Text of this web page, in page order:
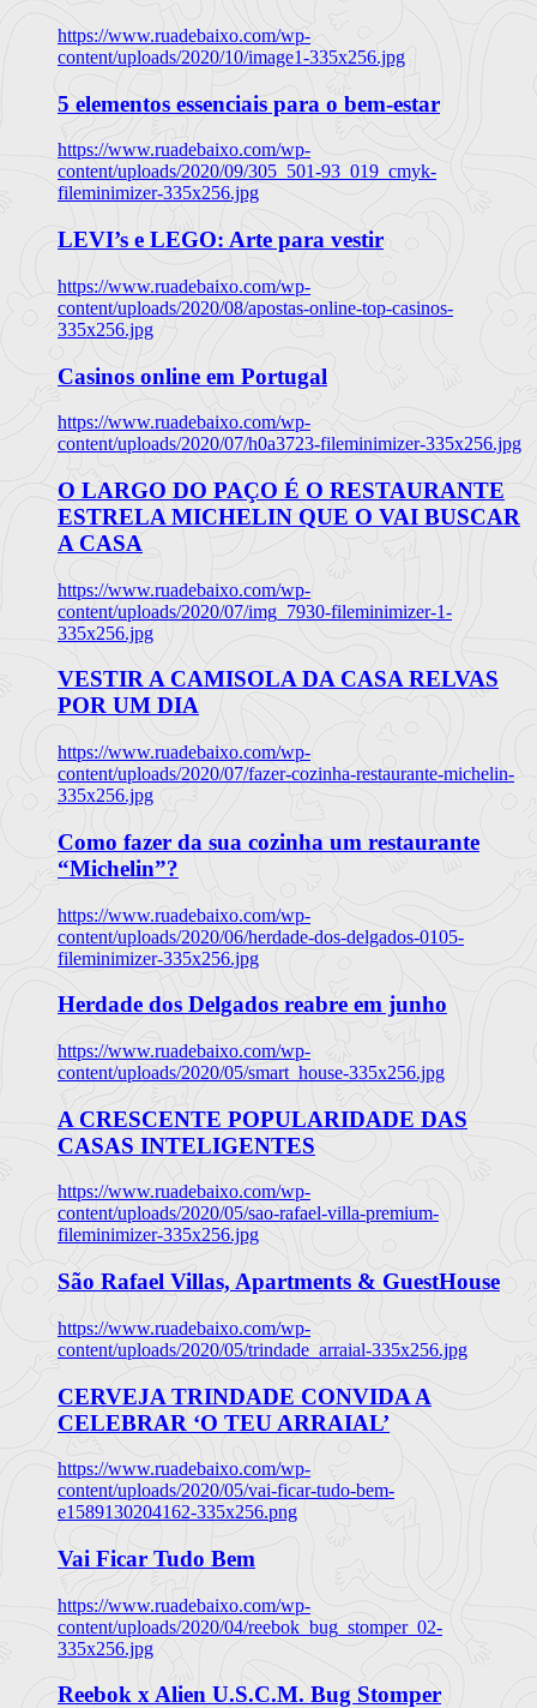
https://www.ruadebaixo.com/wp-
content/uploads/2020/10/image1-335x256.jpg
5 elementos essenciais para o bem-estar
https://www.ruadebaixo.com/wp-
content/uploads/2020/09/305_501-93_019_cmyk-
fileminimizer-335x256.jpg
LEVI’s e LEGO: Arte para vestir
https://www.ruadebaixo.com/wp-
content/uploads/2020/08/apostas-online-top-casinos-
335x256.jpg
Casinos online em Portugal
https://www.ruadebaixo.com/wp-
content/uploads/2020/07/h0a3723-fileminimizer-335x256.jpg
O LARGO DO PAÇO É O RESTAURANTE
ESTRELA MICHELIN QUE O VAI BUSCAR
A CASA
https://www.ruadebaixo.com/wp-
content/uploads/2020/07/img_7930-fileminimizer-1-
335x256.jpg
VESTIR A CAMISOLA DA CASA RELVAS
POR UM DIA
https://www.ruadebaixo.com/wp-
content/uploads/2020/07/fazer-cozinha-restaurante-michelin-
335x256.jpg
Como fazer da sua cozinha um restaurante
“Michelin”?
https://www.ruadebaixo.com/wp-
content/uploads/2020/06/herdade-dos-delgados-0105-
fileminimizer-335x256.jpg
Herdade dos Delgados reabre em junho
https://www.ruadebaixo.com/wp-
content/uploads/2020/05/smart_house-335x256.jpg
A CRESCENTE POPULARIDADE DAS
CASAS INTELIGENTES
https://www.ruadebaixo.com/wp-
content/uploads/2020/05/sao-rafael-villa-premium-
fileminimizer-335x256.jpg
São Rafael Villas, Apartments & GuestHouse
https://www.ruadebaixo.com/wp-
content/uploads/2020/05/trindade_arraial-335x256.jpg
CERVEJA TRINDADE CONVIDA A
CELEBRAR ‘O TEU ARRAIAL’
https://www.ruadebaixo.com/wp-
content/uploads/2020/05/vai-ficar-tudo-bem-
e1589130204162-335x256.png
Vai Ficar Tudo Bem
https://www.ruadebaixo.com/wp-
content/uploads/2020/04/reebok_bug_stomper_02-
335x256.jpg
Reebok x Alien U.S.C.M. Bug Stomper